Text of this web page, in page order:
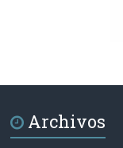
Archivos